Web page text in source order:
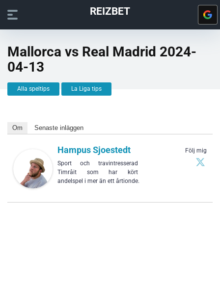
REIZBET
Mallorca vs Real Madrid 2024-
04-13
Alla speltips La Liga tips
Om Senaste inläggen
Följ mig
Hampus Sjoestedt
Sport och travintresserad
Timråit som har kört
andelspel i mer än ett årtionde.